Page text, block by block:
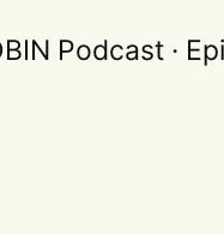
Podcast ·